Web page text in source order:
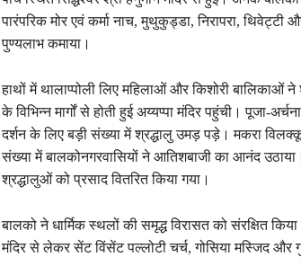
पारंपरिक मोर एवं कर्मा नाच, मुथुकुड्डा, निरापरा,
पुण्यलाभ कमाया।
हाथों में थालाप्पोली लिए महिलाओं और किशोरी बालिकाओं ने
के विभिन्न मार्गों से होती हुई अय्यप्पा मंदिर पहुंची। पूजा-
दर्शन के लिए बड़ी संख्या में श्रद्धालु उमड़ पड़े। मकरा
संख्या में बालकोनगरवासियों ने आतिशबाजी का आनंद
श्रद्धालुओं को प्रसाद वितरित किया गया।
बालको ने धार्मिक स्थलों की समृद्ध विरासत को संरक्षित
मंदिर से लेकर सेंट विंसेंट पल्लोटी चर्च, गोसिया मस्जिद